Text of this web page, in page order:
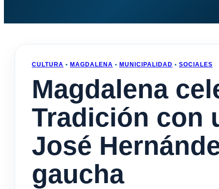
CULTURA • MAGDALENA • MUNICIPALIDAD • SOCIALES
Magdalena
Tradición con
José
gaucha